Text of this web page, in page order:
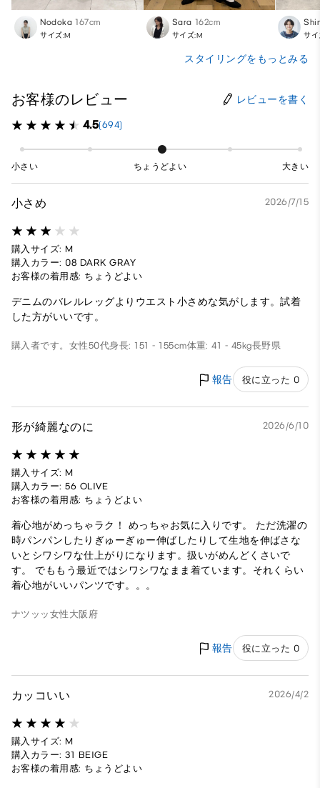
Nodoka 167cm
サイズ:M
Sara 162cm
サイズ:M サ
スタイリングをもっとみる
お客様のレビュー レビューを書く
4.5(694)
小さい ちょうどよい 大きい
小さめ 2026/7/15
購入サイズ: M
購入カラー: 08 DARK GRAY
お客様の着用感: ちょうどよい
デニムのバレルレッグよりウエスト小さめな気がします。試着
した方がいいです。
購入者です。 女性50代身長: 151 - 155cm体重: 41 - 45kg長野県
報告 役に立った 0
形が綺麗なのに 2026/6/10
購入サイズ: M
購入カラー: 56 OLIVE
お客様の着用感: ちょうどよい
着心地がめっちゃラク！ めっちゃお気に入りです。 ただ洗濯の
時パンパンしたりぎゅーぎゅー伸ばしたりして生地を伸ばさな
いとシワシワな仕上がりになります。扱いがめんどくさいで
す。 でももう最近ではシワシワなまま着ています。それくらい
着心地がいいパンツです。。。
ナツッッ 女性 大阪府
報告 役に立った 0
カッコいい 2026/4/2
購入サイズ: M
購入カラー: 31 BEIGE
お客様の着用感: ちょうどよい